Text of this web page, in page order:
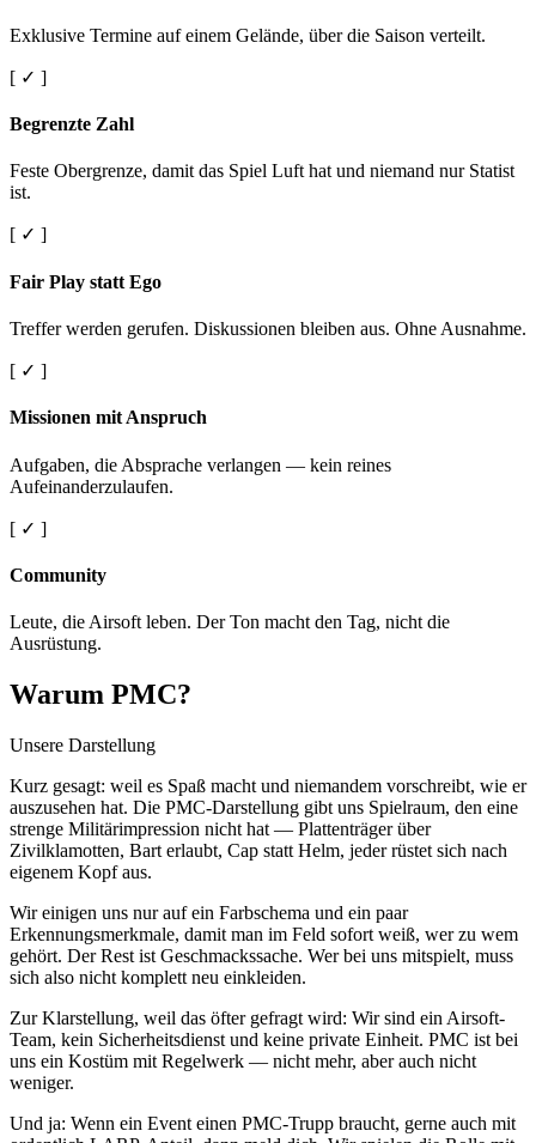
Exklusive Termine auf einem Gelände, über die Saison verteilt.
[ ✓ ]
Begrenzte Zahl
Feste Obergrenze, damit das Spiel Luft hat und niemand nur Statist
ist.
[ ✓ ]
Fair Play statt Ego
Treffer werden gerufen. Diskussionen bleiben aus. Ohne Ausnahme.
[ ✓ ]
Missionen mit Anspruch
Aufgaben, die Absprache verlangen — kein reines
Aufeinanderzulaufen.
[ ✓ ]
Community
Leute, die Airsoft leben. Der Ton macht den Tag, nicht die
Ausrüstung.
Warum PMC?
Unsere Darstellung
Kurz gesagt: weil es Spaß macht und niemandem vorschreibt, wie er
auszusehen hat. Die PMC-Darstellung gibt uns Spielraum, den eine
strenge Militärimpression nicht hat — Plattenträger über
Zivilklamotten, Bart erlaubt, Cap statt Helm, jeder rüstet sich nach
eigenem Kopf aus.
Wir einigen uns nur auf ein Farbschema und ein paar
Erkennungsmerkmale, damit man im Feld sofort weiß, wer zu wem
gehört. Der Rest ist Geschmackssache. Wer bei uns mitspielt, muss
sich also nicht komplett neu einkleiden.
Zur Klarstellung, weil das öfter gefragt wird: Wir sind ein Airsoft-
Team, kein Sicherheitsdienst und keine private Einheit. PMC ist bei
uns ein Kostüm mit Regelwerk — nicht mehr, aber auch nicht
weniger.
Und ja: Wenn ein Event einen PMC-Trupp braucht, gerne auch mit